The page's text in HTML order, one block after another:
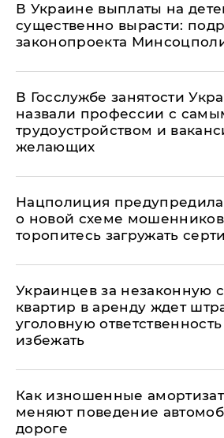
В Украине выплаты на
существенно вырасти:
законопроекта
В Госслужбе занятости
назвали профессии с
трудоустройством и
желающих
Нацполиция
о новой схеме
торопитесь загружать
Украинцев за незаконную
квартир в аренду ждет
уголовную
избежать
Как изношенные
меняют поведение
дороге